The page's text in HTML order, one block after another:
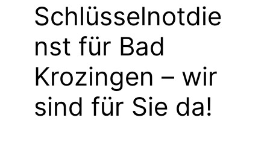
Schlüsselnotdie
nst für Bad
Krozingen – wir
sind für Sie da!